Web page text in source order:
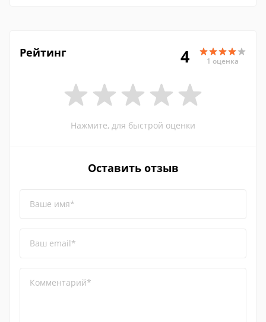
Рейтинг 4 1 оценка
Нажмите, для быстрой оценки
Оставить отзыв
Ваше имя*
Ваш email*
Комментарий*